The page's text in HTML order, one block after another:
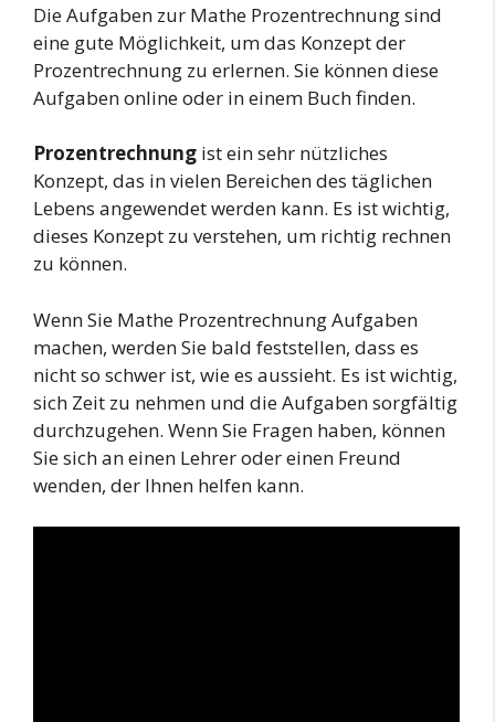
Die Aufgaben zur Mathe Prozentrechnung sind
eine gute Möglichkeit, um das Konzept der
Prozentrechnung zu erlernen. Sie können diese
Aufgaben online oder in einem Buch finden.
Prozentrechnung ist ein sehr nützliches
Konzept, das in vielen Bereichen des täglichen
Lebens angewendet werden kann. Es ist wichtig,
dieses Konzept zu verstehen, um richtig rechnen
zu können.
Wenn Sie Mathe Prozentrechnung Aufgaben
machen, werden Sie bald feststellen, dass es
nicht so schwer ist, wie es aussieht. Es ist wichtig,
sich Zeit zu nehmen und die Aufgaben sorgfältig
durchzugehen. Wenn Sie Fragen haben, können
Sie sich an einen Lehrer oder einen Freund
wenden, der Ihnen helfen kann.